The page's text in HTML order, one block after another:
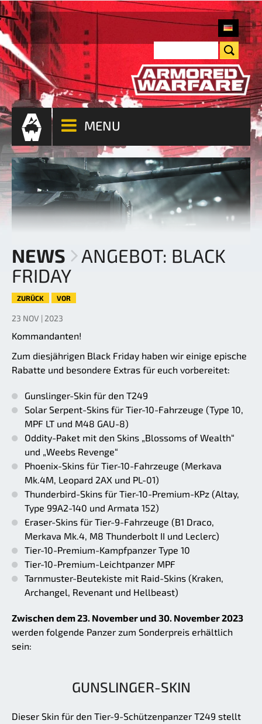
MENU
NEWS
ANGEBOT: BLACK
FRIDAY
ZURÜCK VOR
23 NOV | 2023
Kommandanten!
Zum diesjährigen Black Friday haben wir einige epische
Rabatte und besondere Extras für euch vorbereitet:
Gunslinger-Skin für den T249
Solar Serpent-Skins für Tier-10-Fahrzeuge (Type 10,
MPF LT und M48 GAU-8)
Oddity-Paket mit den Skins „Blossoms of Wealth“
und „Weebs Revenge“
Phoenix-Skins für Tier-10-Fahrzeuge (Merkava
Mk.4M, Leopard 2AX und PL-01)
Thunderbird-Skins für Tier-10-Premium-KPz (Altay,
Type 99A2-140 und Armata 152)
Eraser-Skins für Tier-9-Fahrzeuge (B1 Draco,
Merkava Mk.4, M8 Thunderbolt II und Leclerc)
Tier-10-Premium-Kampfpanzer Type 10
Tier-10-Premium-Leichtpanzer MPF
Tarnmuster-Beutekiste mit Raid-Skins (Kraken,
Archangel, Revenant und Hellbeast)
Zwischen dem 23. November und 30. November 2023
werden folgende Panzer zum Sonderpreis erhältlich
sein:
GUNSLINGER-SKIN
Dieser Skin für den Tier-9-Schützenpanzer T249 stellt